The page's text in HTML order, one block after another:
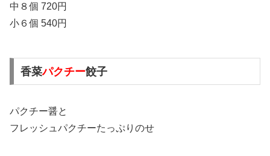
中８個 720円
小６個 540円
香菜パクチー餃子
パクチー醤と
フレッシュパクチーたっぷりのせ